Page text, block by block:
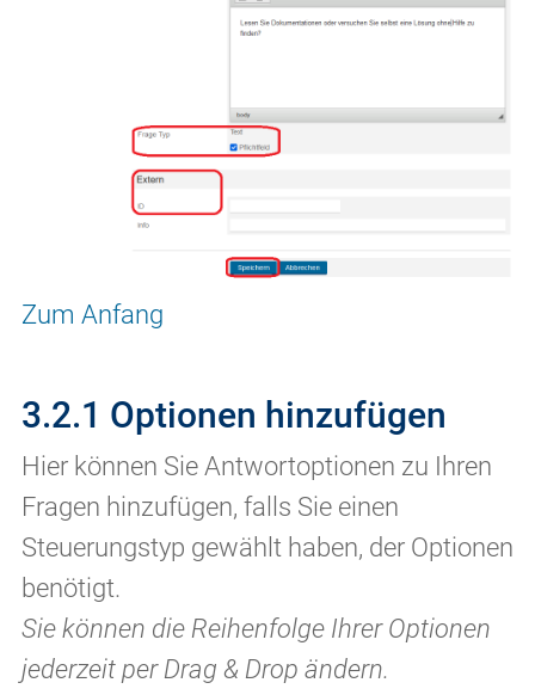
Zum Anfang
3.2.1 Optionen hinzufügen
Hier können Sie Antwortoptionen zu Ihren
Fragen hinzufügen, falls Sie einen
Steuerungstyp gewählt haben, der Optionen
benötigt.
Sie können die Reihenfolge Ihrer Optionen
jederzeit per Drag & Drop ändern.